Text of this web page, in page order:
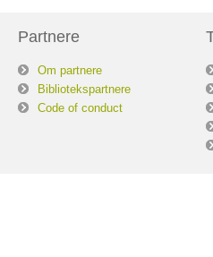
Partnere
Om partnere
Bibliotekspartnere
Code of conduct